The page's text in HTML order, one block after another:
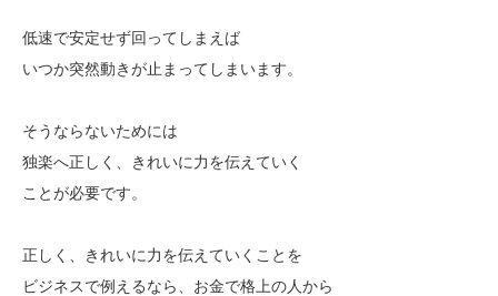
低速で安定せず回ってしまえば
いつか突然動きが止まってしまいます。
そうならないためには
独楽へ正しく、きれいに力を伝えていく
ことが必要です。
正しく、きれいに力を伝えていくことを
ビジネスで例えるなら、お金で格上の人から